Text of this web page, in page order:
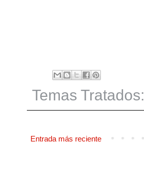
Temas Tratados:
Entrada más reciente